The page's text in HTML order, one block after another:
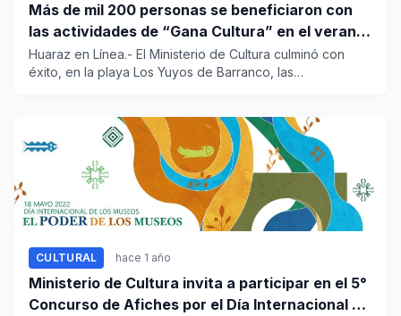
Más de mil 200 personas se beneficiaron con
las actividades de “Gana Cultura” en el verano
2025
Huaraz en Línea.- El Ministerio de Cultura culminó con
éxito, en la playa Los Yuyos de Barranco, las
CULTURAL hace 1 año
Ministerio de Cultura invita a participar en el 5°
Concurso de Afiches por el Día Internacional de